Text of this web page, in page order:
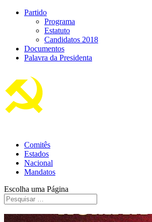
Partido
Programa
Estatuto
Candidatos 2018
Documentos
Palavra da Presidenta
Comitês
Estados
Nacional
Mandatos
Escolha uma Página